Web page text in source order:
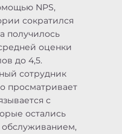
NPS,
сократился
получилось
оценки
до 4,5.
сотрудник
просматривает
с
остались